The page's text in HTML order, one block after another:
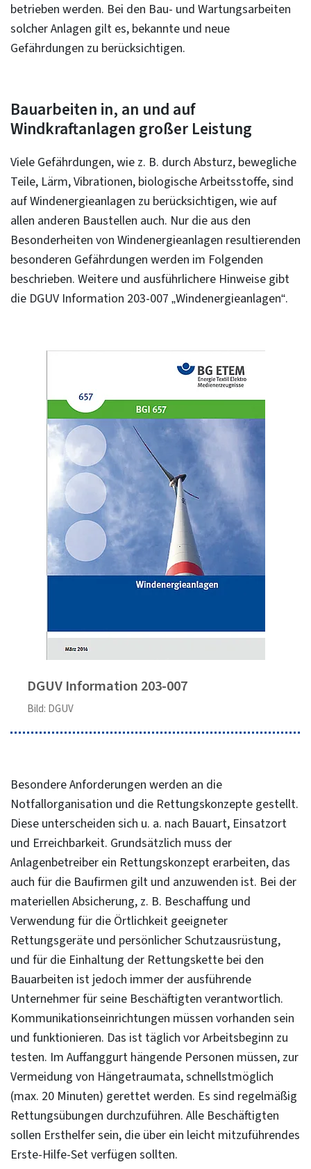
betrieben werden. Bei den Bau- und Wartungsarbeiten
solcher Anlagen gilt es, bekannte und neue
Gefährdungen zu berücksichtigen.
Bauarbeiten in, an und auf
Windkraftanlagen großer Leistung
Viele Gefährdungen, wie z. B. durch Absturz, bewegliche
Teile, Lärm, Vibrationen, biologische Arbeitsstoffe, sind
auf Windenergieanlagen zu berücksichtigen, wie auf
allen anderen Baustellen auch. Nur die aus den
Besonderheiten von Windenergieanlagen resultierenden
besonderen Gefährdungen werden im Folgenden
beschrieben. Weitere und ausführlichere Hinweise gibt
die DGUV Information 203-007 „Windenergieanlagen“.
DGUV Information 203-007
Bild: DGUV
Besondere Anforderungen werden an die
Notfallorganisation und die Rettungskonzepte gestellt.
Diese unterscheiden sich u. a. nach Bauart, Einsatzort
und Erreichbarkeit. Grundsätzlich muss der
Anlagenbetreiber ein Rettungskonzept erarbeiten, das
auch für die Baufirmen gilt und anzuwenden ist. Bei der
materiellen Absicherung, z. B. Beschaffung und
Verwendung für die Örtlichkeit geeigneter
Rettungsgeräte und persönlicher Schutzausrüstung,
und für die Einhaltung der Rettungskette bei den
Bauarbeiten ist jedoch immer der ausführende
Unternehmer für seine Beschäftigten verantwortlich.
Kommunikationseinrichtungen müssen vorhanden sein
und funktionieren. Das ist täglich vor Arbeitsbeginn zu
testen. Im Auffanggurt hängende Personen müssen, zur
Vermeidung von Hängetraumata, schnellstmöglich
(max. 20 Minuten) gerettet werden. Es sind regelmäßig
Rettungsübungen durchzuführen. Alle Beschäftigten
sollen Ersthelfer sein, die über ein leicht mitzuführendes
Erste-Hilfe-Set verfügen sollten.